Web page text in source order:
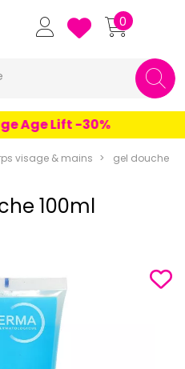
Grande Pharmacie
0
Age Lift -30%
visage & mains gel douche
100ml